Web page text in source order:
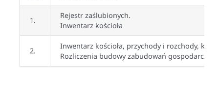
1.
Rejestr zaślubionych.
Inwentarz kościoła
2.
Inwentarz kościoła, przychody i rozchody,
Rozliczenia budowy zabudowań gospodarczych